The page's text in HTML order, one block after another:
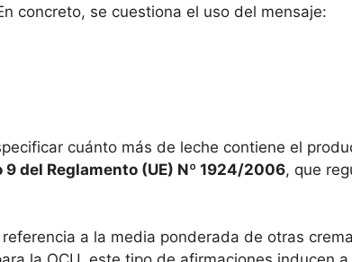
concreto, se cuestiona el uso del mensaje:
cuánto más de leche contiene el
del Reglamento (UE) Nº 1924/2006, que
a la media ponderada de otras